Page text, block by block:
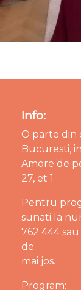
Info:
O parte din
Bucuresti,
Amore de
27, et 1
Pentru
sunati la
762 444
de
mai jos.
Program: